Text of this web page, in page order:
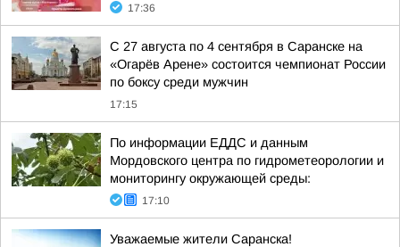
17:36
С 27 августа по 4 сентября в Саранске на
«Огарёв Арене» состоится чемпионат России
по боксу среди мужчин
17:15
По информации ЕДДС и данным
Мордовского центра по гидрометеорологии и
мониторингу окружающей среды:
17:10
Уважаемые жители Саранска!